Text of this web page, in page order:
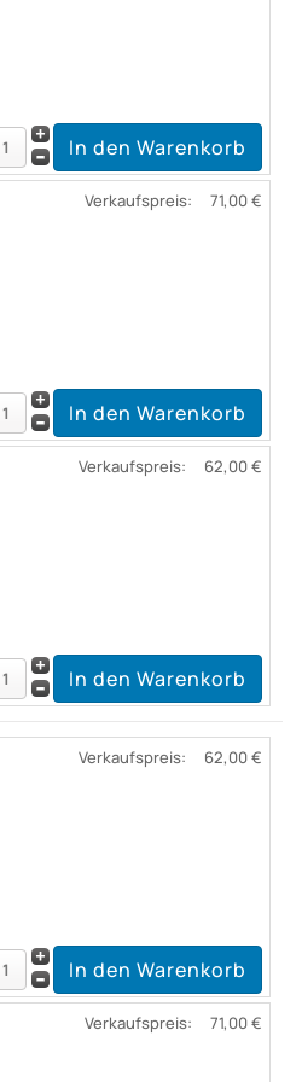
Verkaufspreis: 71,00 €
Verkaufspreis: 62,00 €
Verkaufspreis: 62,00 €
Verkaufspreis: 71,00 €